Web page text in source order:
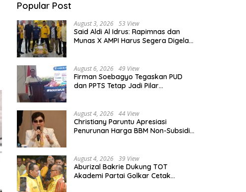
Popular Post
August 3, 2026 53 View
Said Aldi Al Idrus: Rapimnas dan
Munas X AMPI Harus Segera Digelar
August 6, 2026 49 View
Firman Soebagyo Tegaskan PUD
dan PPTS Tetap Jadi Pilar
August 4, 2026 44 View
Christiany Paruntu Apresiasi
Penurunan Harga BBM Non-Subsidi,
August 4, 2026 39 View
Aburizal Bakrie Dukung TOT
Akademi Partai Golkar Cetak